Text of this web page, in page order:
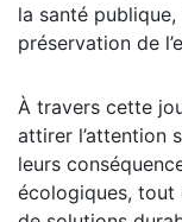
la santé
préservation de
À travers cette
attirer l’attention
leurs
écologiques, tout